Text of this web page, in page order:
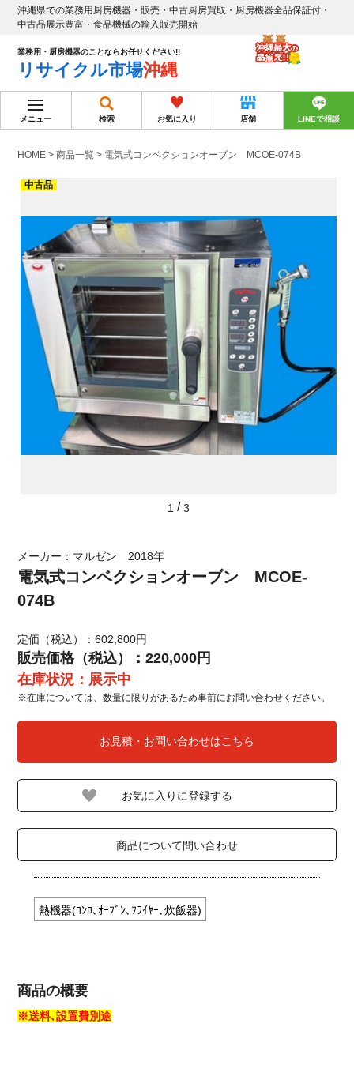
沖縄県での業務用厨房機器・販売・中古厨房買取・厨房機器全品保証付・
中古品展示豊富・食品機械の輸入販売開始
業務用・厨房機器のことならお任せください!!
リサイクル市場沖縄
メニュー 検索 お気に入り 店舗 LINEで相談
HOME >商品一覧 > 電気式コンベクションオーブン MCOE-074B
1 /3
中古品
メーカー：マルゼン 2018年
電気式コンベクションオーブン MCOE-
074B
定価（税込）：602,800円
販売価格（税込）：220,000円
在庫状況：展示中
※在庫については、数量に限りがあるため事前にお問い合わせください。
お見積・お問い合わせはこちら
商品について問い合わせ
熱機器(ｺﾝﾛ､ｵｰﾌﾞﾝ､ﾌﾗｲﾔｰ､炊飯器)
商品の概要
※送料､設置費別途